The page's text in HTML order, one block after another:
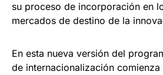
su proceso de incorporación en
mercados de destino de la
En esta nueva versión del
de internacionalización comienza